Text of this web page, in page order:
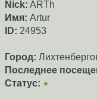
Nick: ARTh
Имя: Artur
ID: 24953
Город:
Последнее
Статус: ★